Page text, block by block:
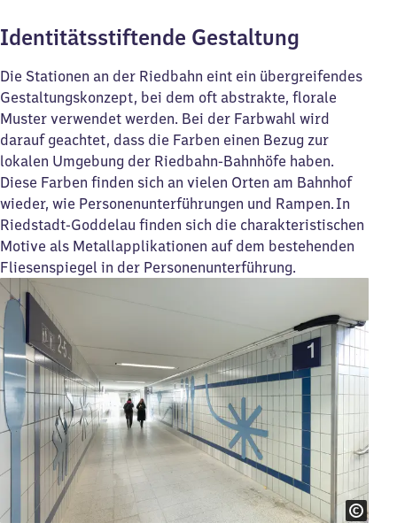
Identitätsstiftende Gestaltung
Die Stationen an der Riedbahn eint ein übergreifendes
Gestaltungskonzept, bei dem oft abstrakte, florale
Muster verwendet werden. Bei der Farbwahl wird
darauf geachtet, dass die Farben einen Bezug zur
lokalen Umgebung der Riedbahn-Bahnhöfe haben.
Diese Farben finden sich an vielen Orten am Bahnhof
wieder, wie Personenunterführungen und Rampen. In
Riedstadt-Goddelau finden sich die charakteristischen
Motive als Metallapplikationen auf dem bestehenden
Fliesenspiegel in der Personenunterführung.